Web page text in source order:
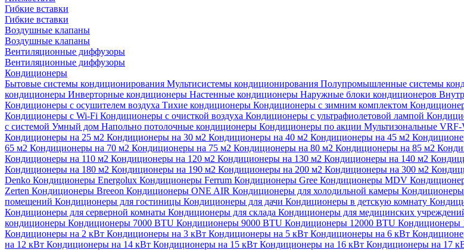
Гибкие вставки
Гибкие вставки
Воздушные клапаны
Воздушные клапаны
Вентиляционные диффузоры
Вентиляционные диффузоры
Кондиционеры
Бытовые системы кондиционирования Мультисистемы кондиционирования Полупромышленные системы
кондиционеры Инверторные кондиционеры Настенные кондиционеры Наружные блоки кондиционеров
Кондиционеры с осушителем воздуха Тихие кондиционеры Кондиционеры с зимним комплектом
Кондиционеры с Wi-Fi Кондиционеры с очисткой воздуха Кондиционеры с ультрафиолетовой лампой
с системой Умный дом Напольно потолочные кондиционеры Кондиционеры по акции Мультизональные
Кондиционеры на 25 м2 Кондиционеры на 30 м2 Кондиционеры на 40 м2 Кондиционеры на 45 м2
65 м2 Кондиционеры на 70 м2 Кондиционеры на 75 м2 Кондиционеры на 80 м2 Кондиционеры на 85 м2
Кондиционеры на 110 м2 Кондиционеры на 120 м2 Кондиционеры на 130 м2 Кондиционеры на 140 м2
Кондиционеры на 180 м2 Кондиционеры на 190 м2 Кондиционеры на 200 м2 Кондиционеры на 300 м2
Denko Кондиционеры Energolux Кондиционеры Ferrum Кондиционеры Gree Кондиционеры MDV
Zerten Кондиционеры Breeon Кондиционеры ONE AIR Кондиционеры для холодильной камеры Кондиционеры
помещений Кондиционеры для гостиницы Кондиционеры для дачи Кондиционеры в детскую комнату
Кондиционеры для серверной комнаты Кондиционеры для склада Кондиционеры для медицинских
кондиционеры Кондиционеры 7000 BTU Кондиционеры 9000 BTU Кондиционеры 12000 BTU Кондиционеры
Кондиционеры на 2 кВт Кондиционеры на 3 кВт Кондиционеры на 5 кВт Кондиционеры на 6 кВт
на 12 кВт Кондиционеры на 14 кВт Кондиционеры на 15 кВт Кондиционеры на 16 кВт Кондиционеры на 17